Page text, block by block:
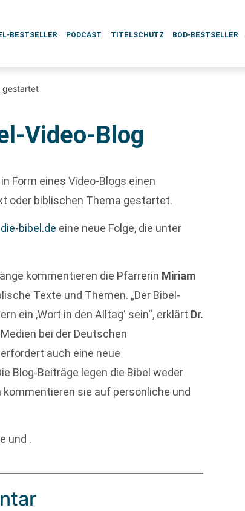
BESTSELLER PODCAST TITELSCHUTZ BOD-BESTSELLER
gestartet
Video-Blog
in Form eines Video-Blogs einen
oder biblischen Thema gestartet.
bibel.de eine neue Folge, die unter
kommentieren die Pfarrerin Miriam
Texte und Themen. „Der Bibel-
ein ‚Wort in den Alltag‘ sein“, erklärt Dr.
bei der Deutschen
auch eine neue
Blog-Beiträge legen die Bibel weder
sie auf persönliche und
und .